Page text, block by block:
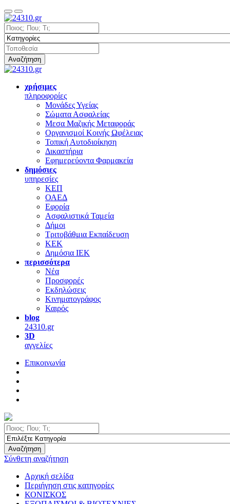
Αναζήτηση
χρήσιμες
πληροφορίες
Μονάδες Υγείας
Σώματα Ασφαλείας
Μεσα Μαζικής Μεταφοράς
Οργανισμοί Κοινής Ωφέλειας
Τοπική Αυτοδιοίκηση
Δικαστήρια
Εφημερεύοντα Φαρμακεία
δημόσιες
υπηρεσίες
ΚΕΠ
ΟΑΕΔ
Εφορία
Ασφαλιστικά Ταμεία
Δήμοι
Τριτοβάθμια Εκπαίδευση
ΚΕΚ
Δημόσια ΙΕΚ
περισσότερα
Νέα
Προσφορές
Εκδηλώσεις
Κινηματογράφος
Καιρός
blog
24310.gr
3D
αγγελίες
Επικοινωνία
Αναζήτηση
Σύνθετη αναζήτηση
Αρχική σελίδα
Περιήγηση στις κατηγορίες
ΚΟΝΙΣΚΟΣ